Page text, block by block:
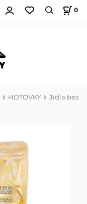
0
HOTOVKY
Jídla bez